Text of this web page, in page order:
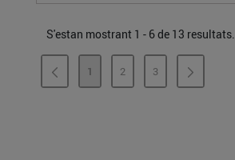
S'estan mostrant 1 - 6 de 13 resultats.
PÀGINA
1 PÀGINA
2 PÀGINA
3